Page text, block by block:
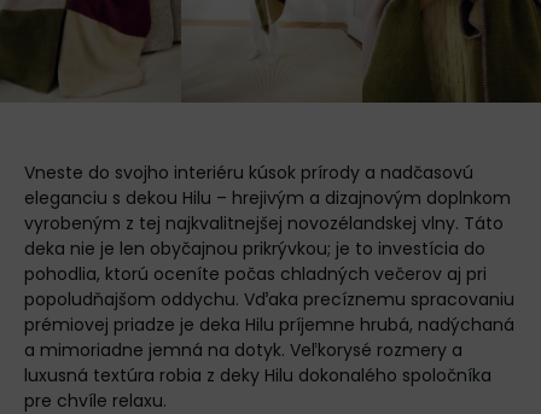
Vneste do svojho interiéru kúsok prírody a nadčasovú
eleganciu s dekou Hilu – hrejivým a dizajnovým doplnkom
vyrobeným z tej najkvalitnejšej novozélandskej vlny. Táto
deka nie je len obyčajnou prikrývkou; je to investícia do
pohodlia, ktorú oceníte počas chladných večerov aj pri
popoludňajšom oddychu. Vďaka precíznemu spracovaniu
prémiovej priadze je deka Hilu príjemne hrubá, nadýchaná
a mimoriadne jemná na dotyk. Veľkorysé rozmery a
luxusná textúra robia z deky Hilu dokonalého spoločníka
pre chvíle relaxu.